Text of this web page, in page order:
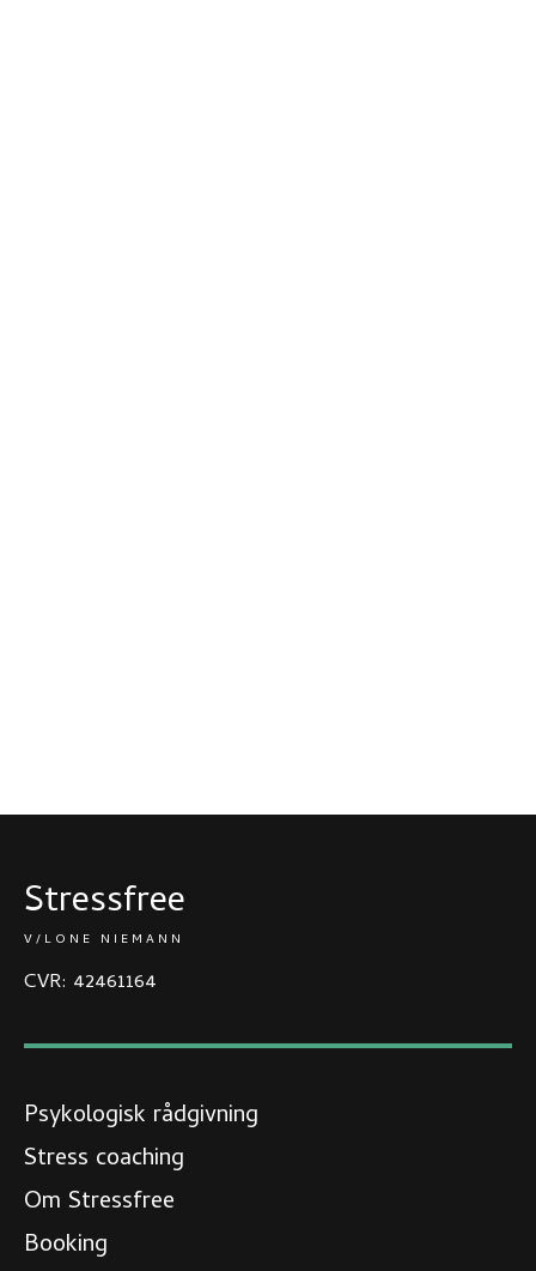
Stressfree
V/LONE NIEMANN
CVR: 42461164
Psykologisk rådgivning
Stress coaching
Om Stressfree​
Booking